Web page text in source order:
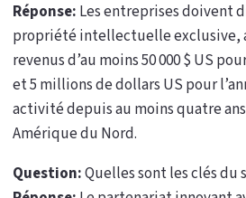
Réponse: Les entreprises doivent
propriété intellectuelle exclusive,
revenus d’au moins 50 000 $ US
et 5 millions de dollars US pour
activité depuis au moins quatre
Amérique du Nord.
Question:Quelles sont les clés du